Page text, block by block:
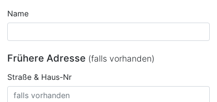
Name
Frühere Adresse (falls vorhanden)
Straße & Haus-Nr